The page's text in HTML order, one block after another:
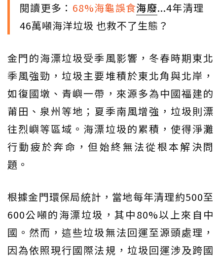
閱讀更多： 68%海龜誤食海廢...4年清理
46萬噸海洋垃圾 也救不了生態？
金門的海漂垃圾受季風影響，冬春時期東北
季風強勁，垃圾主要堆積於東北角與北岸，
如復國墩、青嶼一帶，來源多為中國福建的
莆田、泉州等地；夏季南風增強，垃圾則漂
往烈嶼等區域。海漂垃圾的累積，使得淨灘
行動疲於奔命，但始終無法從根本解決問
題。
根據金門環保局統計，當地每年清理約500至
600公噸的海漂垃圾，其中80%以上來自中
國。然而，這些垃圾無法回運至源頭處理，
因為依照現行國際法規，垃圾回運涉及跨國